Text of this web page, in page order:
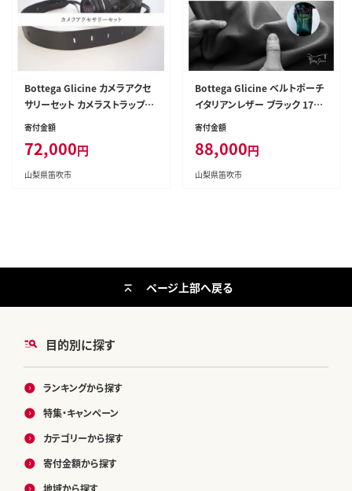
Bottega Glicine カメラアクセ
サリーセット カメラストラップ&
ハンドストラップ イタリアンレザ
ck
寄付金額
72,000円
山梨県笛吹市
Bottega Glicine ベルトポーチ
イタリアンレザー ブラック 172-
012-black
寄付金額
88,000円
山梨県笛吹市
目的別に探す
ランキングから探す
特集・キャンペーン
カテゴリーから探す
寄付金額から探す
地域から探す
ページ上部へ戻る